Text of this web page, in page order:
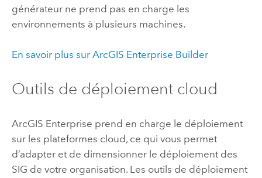
générateur ne prend pas en charge les
environnements à plusieurs machines.
En savoir plus sur ArcGIS Enterprise Builder
Outils de déploiement cloud
ArcGIS Enterprise prend en charge le déploiement
sur les plateformes cloud, ce qui vous permet
d’adapter et de dimensionner le déploiement des
SIG de votre organisation. Les outils de déploiement